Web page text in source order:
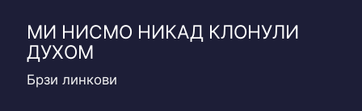
МИ НИСМО НИКАД КЛОНУЛИ
ДУХОМ
Брзи линкови